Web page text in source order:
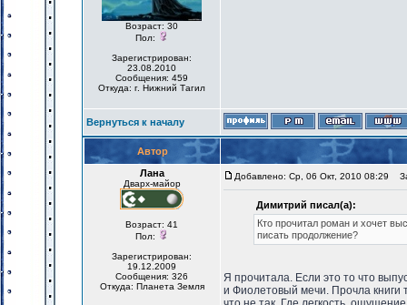
Возраст: 30
Пол:
Зарегистрирован:
23.08.2010
Сообщения: 459
Откуда: г. Нижний Тагил
Вернуться к началу
Автор
Лана
Дварх-майор
Возраст: 41
Пол:
Зарегистрирован:
19.12.2009
Сообщения: 326
Откуда: Планета Земля
Добавлено: Ср, 06 Окт, 2010 08:29
Димитрий писал(а):
Кто прочитал роман и хочет
писать продолжение?
Я прочитала. Если это то что
и Фиолетовый мечи. Прочла